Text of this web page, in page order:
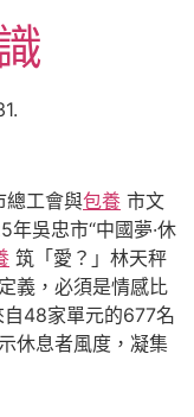
總工會與包養 市文
吳忠市“中國夢·休
筑「愛？」林天秤
義，必須是情感比
自48家單元的677名
休息者風度，凝集